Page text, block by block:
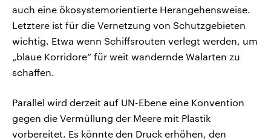
auch eine ökosystemorientierte Herangehensweise.
Letztere ist für die Vernetzung von Schutzgebieten
wichtig. Etwa wenn Schiffsrouten verlegt werden, um
„blaue Korridore“ für weit wandernde Walarten zu
schaffen.
Parallel wird derzeit auf UN-Ebene eine Konvention
gegen die Vermüllung der Meere mit Plastik
vorbereitet. Es könnte den Druck erhöhen, den